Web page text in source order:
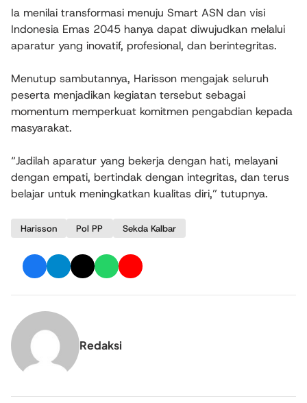
Ia menilai transformasi menuju Smart ASN dan visi
Indonesia Emas 2045 hanya dapat diwujudkan melalui
aparatur yang inovatif, profesional, dan berintegritas.
Menutup sambutannya, Harisson mengajak seluruh
peserta menjadikan kegiatan tersebut sebagai
momentum memperkuat komitmen pengabdian kepada
masyarakat.
“Jadilah aparatur yang bekerja dengan hati, melayani
dengan empati, bertindak dengan integritas, dan terus
belajar untuk meningkatkan kualitas diri,” tutupnya.
Harisson Pol PP Sekda Kalbar
Redaksi